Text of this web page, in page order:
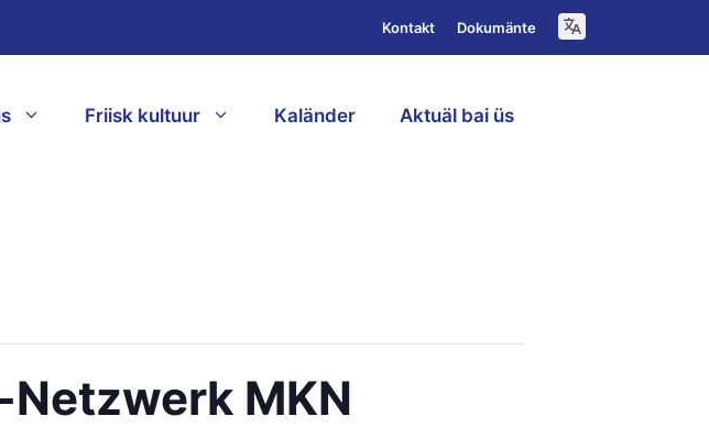
Kontakt Dokumänte
Friisk kultuur Kaländer Aktuäl bai üs
MKN